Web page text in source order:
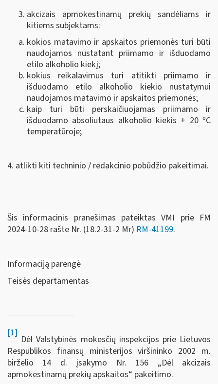
akcizais apmokestinamų prekių sandėliams ir
kitiems subjektams:
kokios matavimo ir apskaitos priemonės turi būti
naudojamos nustatant priimamo ir išduodamo
etilo alkoholio kiekį;
kokius reikalavimus turi atitikti priimamo ir
išduodamo etilo alkoholio kiekio nustatymui
naudojamos matavimo ir apskaitos priemonės;
kaip turi būti perskaičiuojamas priimamo ir
išduodamo absoliutaus alkoholio kiekis + 20 ºC
temperatūroje;
4. atlikti kiti techninio / redakcinio pobūdžio pakeitimai.
Šis informacinis pranešimas pateiktas VMI prie FM
2024-10-28 rašte Nr. (18.2-31-2 Mr) RM-41199.
Informaciją parengė
Teisės departamentas
[1]
Dėl Valstybinės mokesčių inspekcijos prie Lietuvos
Respublikos finansų ministerijos viršininko 2002 m.
birželio 14 d. įsakymo Nr. 156 „Dėl akcizais
apmokestinamų prekių apskaitos“ pakeitimo.